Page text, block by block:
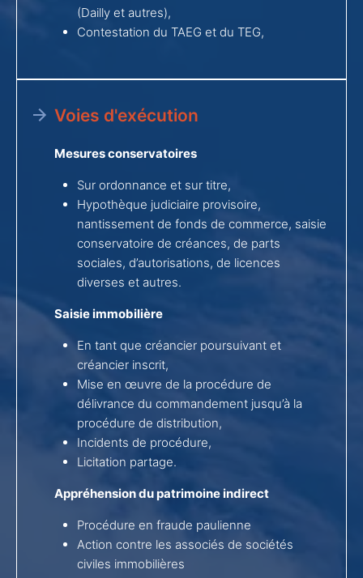
(Dailly et autres),
Contestation du TAEG et du TEG,
Voies d'exécution
Mesures conservatoires
Sur ordonnance et sur titre,
Hypothèque judiciaire provisoire,
nantissement de fonds de commerce, saisie
conservatoire de créances, de parts
sociales, d’autorisations, de licences
diverses et autres.
Saisie immobilière
En tant que créancier poursuivant et
créancier inscrit,
Mise en œuvre de la procédure de
délivrance du commandement jusqu’à la
procédure de distribution,
Incidents de procédure,
Licitation partage.
Appréhension du patrimoine indirect
Procédure en fraude paulienne
Action contre les associés de sociétés
civiles immobilières